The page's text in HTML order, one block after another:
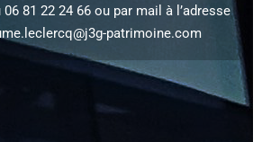
81 22 24 66 ou par mail à l’adresse
patrimoine.com